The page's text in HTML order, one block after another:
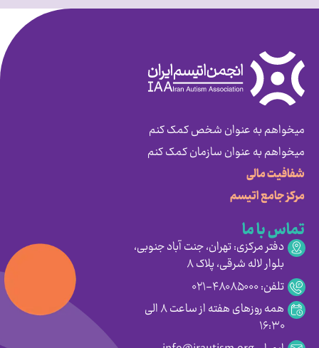
میخواهم به عنوان شخص کمک کنم
میخواهم به عنوان سازمان کمک کنم
شفافیت مالی
مرکز جامع اتیسم
تماس با ما
دفتر مرکزی: تهران، جنت آباد جنوبی،
بلوار لاله شرقی، پلاک ۸
تلفن: ۴۸۰۸۵۰۰۰-۰۲۱
همه روزهای هفته از ساعت ۸ الی
۱۶:۳۰